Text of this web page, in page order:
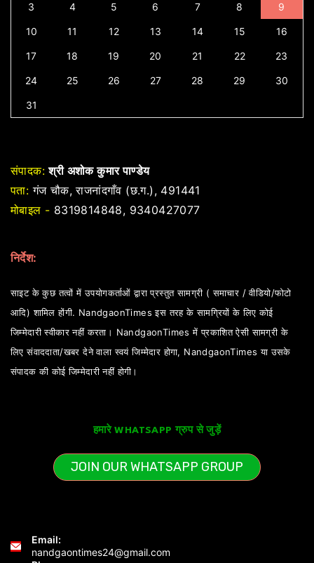
3 4 5 6 7 8 9
10 11 12 13 14 15 16
17 18 19 20 21 22 23
24 25 26 27 28 29 30
31
संपादक: श्री अशोक कुमार पाण्डेय
पता: गंज चौक, राजनांदगाँव (छ.ग.), 491441
मोबाइल - 8319814848, 9340427077
निर्देश:
साइट के कुछ तत्वों में उपयोगकर्ताओं द्वारा प्रस्तुत सामग्री ( समाचार / वीडियो/फोटो
आदि) शामिल होंगी. NandgaonTimes इस तरह के सामग्रियों के लिए कोई
जिम्मेदारी स्वीकार नहीं करता। NandgaonTimes में प्रकाशित ऐसी सामग्री के
लिए संवाददाता/खबर देने वाला स्वयं जिम्मेदार होगा, NandgaonTimes या उसके
संपादक की कोई जिम्मेदारी नहीं होगी।
हमारे WHATSAPP ग्रुप से जुड़ें
JOIN OUR WHATSAPP GROUP
Email:
nandgaontimes24@gmail.com